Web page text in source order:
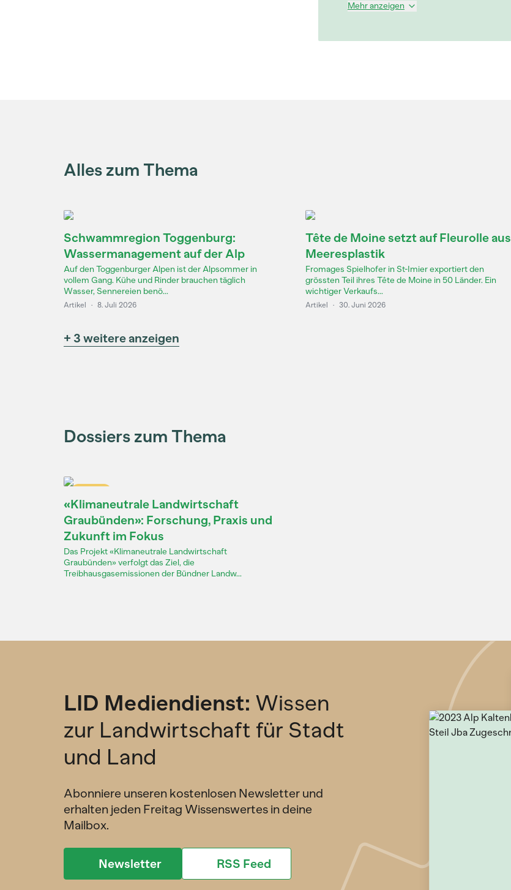
Mehr anzeigen
Alles zum Thema
Schwammregion Toggenburg:
Wassermanagement auf der Alp
Auf den Toggenburger Alpen ist der Alpsommer in
vollem Gang. Kühe und Rinder brauchen täglich
Wasser, Sennereien benö...
Artikel · 8. Juli 2026
Tête de Moine setzt auf Fleurolle aus
Meeresplastik
Fromages Spielhofer in St-Imier exportiert den
grössten Teil ihres Tête de Moine in 50 Länder. Ein
wichtiger Verkaufs...
Artikel · 30. Juni 2026
+ 3 weitere anzeigen
Dossiers zum Thema
«Klimaneutrale Landwirtschaft
Graubünden»: Forschung, Praxis und
Zukunft im Fokus
Das Projekt «Klimaneutrale Landwirtschaft
Graubünden» verfolgt das Ziel, die
Treibhausgasemissionen der Bündner Landw...
LID Mediendienst: Wissen
zur Landwirtschaft für Stadt
und Land
Abonniere unseren kostenlosen Newsletter und
erhalten jeden Freitag Wissenswertes in deine
Mailbox.
Newsletter RSS Feed